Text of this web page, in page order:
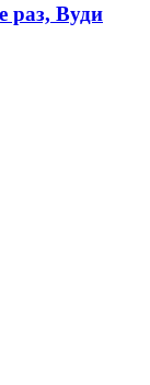
раз, Вуди